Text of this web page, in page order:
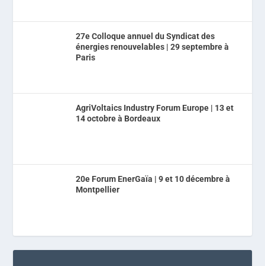
27e Colloque annuel du Syndicat des
énergies renouvelables | 29 septembre à
Paris
AgriVoltaics Industry Forum Europe | 13 et
14 octobre à Bordeaux
20e Forum EnerGaïa | 9 et 10 décembre à
Montpellier